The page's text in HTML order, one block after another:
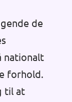
de
nationalt
forhold.
til at